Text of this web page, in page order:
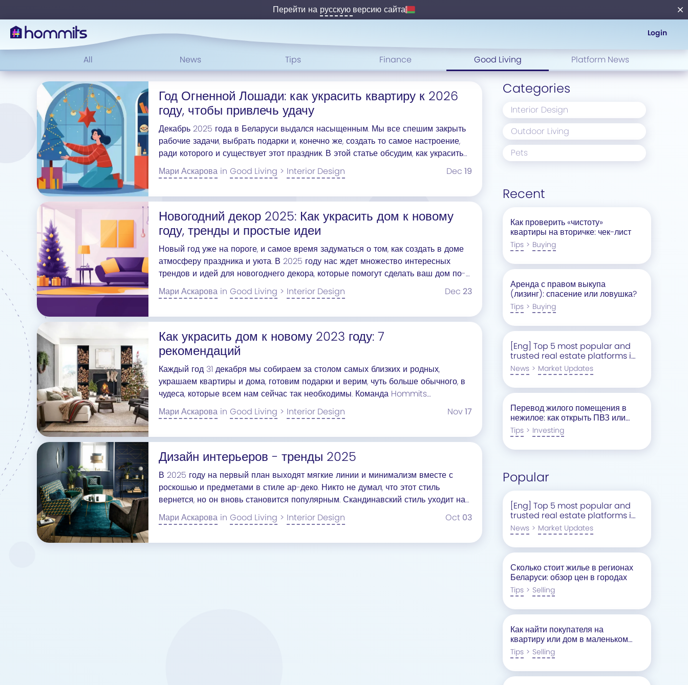
Перейти на русскую версию сайта
Login
All News Tips Finance Good Living Platform News
Год Огненной Лошади: как украсить квартиру к 2026
году, чтобы привлечь удачу
Декабрь 2025 года в Беларуси выдался насыщенным. Мы все спешим закрыть
рабочие задачи, выбрать подарки и, конечно же, создать то самое настроение,
ради которого и существует этот праздник. В этой статье обсудим, как украсить
дом к Новому году 2026
Мари Аскарова in Good Living > Interior Design Dec 19
Новогодний декор 2025: Как украсить дом к новому
году, тренды и простые идеи
Новый год уже на пороге, и самое время задуматься о том, как создать в доме
атмосферу праздника и уюта. В 2025 году нас ждет множество интересных
трендов и идей для новогоднего декора, которые помогут сделать ваш дом по-
настоящему волшебным.
Мари Аскарова in Good Living > Interior Design Dec 23
Как украсить дом к новому 2023 году: 7
рекомендаций
Каждый год 31 декабря мы собираем за столом самых близких и родных,
украшаем квартиры и дома, готовим подарки и верим, чуть больше обычного, в
чудеса, которые всем нам сейчас так необходимы. Команда Hommits
подготовила для Вас 7 рекомендаций, которые помогут создать праздничную
атмосферу в вашем интерьере.
Мари Аскарова in Good Living > Interior Design Nov17
Дизайн интерьеров - тренды 2025
В 2025 году на первый план выходят мягкие линии и минимализм вместе с
роскошью и предметами в стиле ар-деко. Никто не думал, что этот стиль
вернется, но он вновь становится популярным. Скандинавский стиль уходит на
второй план.
Мари Аскарова in Good Living > Interior Design Oct 03
Categories
Interior Design
Outdoor Living
Pets
Recent
Как проверить «чистоту»
квартиры на вторичке: чек-лист
Tips > Buying
Аренда с правом выкупа
(лизинг): спасение или ловушка?
Tips > Buying
[Eng] Top 5 most popular and
trusted real estate platforms in
Belarus
News > Market Updates
Перевод жилого помещения в
нежилое: как открыть ПВЗ или
кофейню.
Tips > Investing
Popular
[Eng] Top 5 most popular and
trusted real estate platforms in
Belarus
News > Market Updates
Сколько стоит жилье в регионах
Беларуси: обзор цен в городах
Tips > Selling
Как найти покупателя на
квартиру или дом в маленьком
городе: Чеклист для
собственников
Tips > Selling